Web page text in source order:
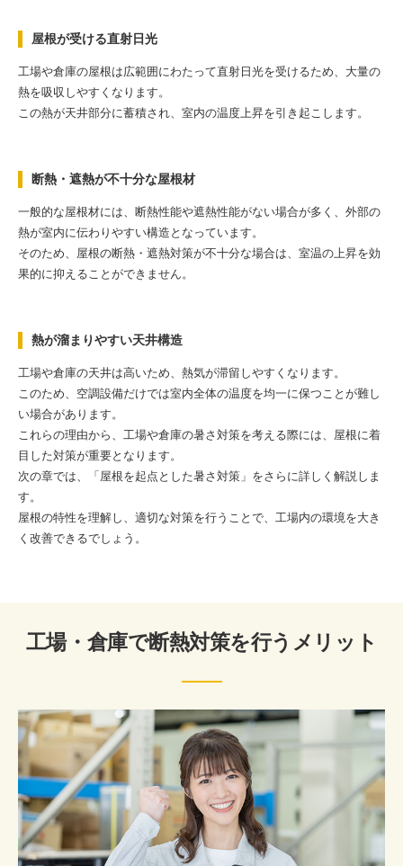
屋根が受ける直射日光
工場や倉庫の屋根は広範囲にわたって直射日光を受けるため、大量の
熱を吸収しやすくなります。
この熱が天井部分に蓄積され、室内の温度上昇を引き起こします。
断熱・遮熱が不十分な屋根材
一般的な屋根材には、断熱性能や遮熱性能がない場合が多く、外部の
熱が室内に伝わりやすい構造となっています。
そのため、屋根の断熱・遮熱対策が不十分な場合は、室温の上昇を効
果的に抑えることができません。
熱が溜まりやすい天井構造
工場や倉庫の天井は高いため、熱気が滞留しやすくなります。
このため、空調設備だけでは室内全体の温度を均一に保つことが難し
い場合があります。
これらの理由から、工場や倉庫の暑さ対策を考える際には、屋根に着
目した対策が重要となります。
次の章では、「屋根を起点とした暑さ対策」をさらに詳しく解説しま
す。
屋根の特性を理解し、適切な対策を行うことで、工場内の環境を大き
く改善できるでしょう。
工場・倉庫で断熱対策を行うメリット